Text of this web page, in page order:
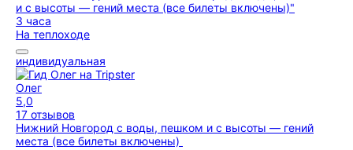
3 часа
На теплоходе
индивидуальная
Олег
5,0
17 отзывов
Нижний Новгород с воды, пешком и с высоты — гений
места (все билеты включены)